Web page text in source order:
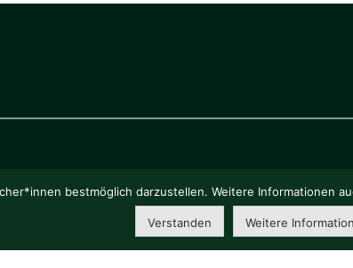
verdigado eGbestmöglich darzustellen. Weitere Informationen
Verstanden Weitere